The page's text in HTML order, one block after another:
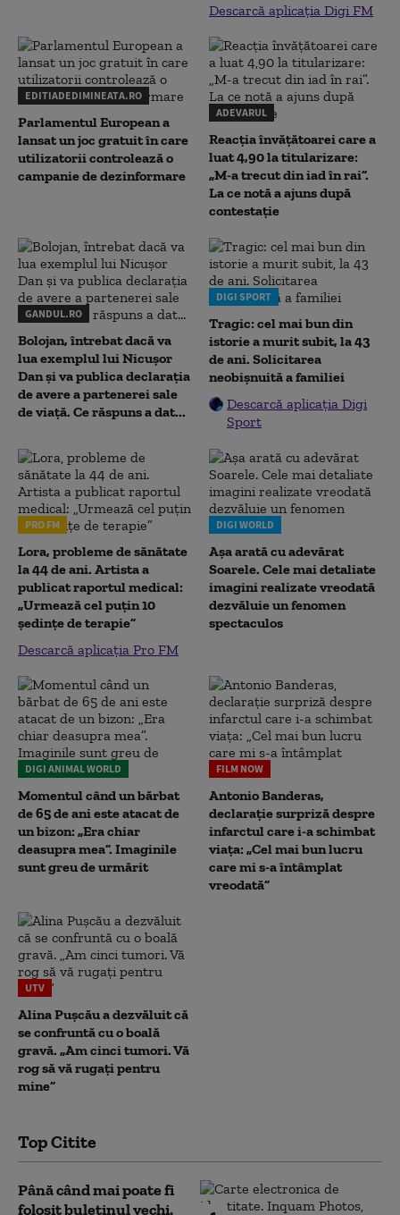
Descarcă aplicația Digi FM
EDITIADEDIMINEATA.RO
Parlamentul European a
lansat un joc gratuit în care
utilizatorii controlează o
campanie de dezinformare
ADEVARUL
Reacția învățătoarei care a
luat 4,90 la titularizare:
„M-a trecut din iad în rai”.
La ce notă a ajuns după
contestație
GANDUL.RO
Bolojan, întrebat dacă va
lua exemplul lui Nicușor
Dan și va publica declarația
de avere a partenerei sale
de viață. Ce răspuns a dat...
DIGI SPORT
Tragic: cel mai bun din
istorie a murit subit, la 43
de ani. Solicitarea
neobișnuită a familiei
Descarcă aplicația Digi
Sport
PRO FM
Lora, probleme de sănătate
la 44 de ani. Artista a
publicat raportul medical:
„Urmează cel puțin 10
ședințe de terapie”
Descarcă aplicația Pro FM
DIGI WORLD
Așa arată cu adevărat
Soarele. Cele mai detaliate
imagini realizate vreodată
dezvăluie un fenomen
spectaculos
DIGI ANIMAL WORLD
Momentul când un bărbat
de 65 de ani este atacat de
un bizon: „Era chiar
deasupra mea”. Imaginile
sunt greu de urmărit
FILM NOW
Antonio Banderas,
declarație surpriză despre
infarctul care i-a schimbat
viața: „Cel mai bun lucru
care mi s-a întâmplat
vreodată”
UTV
Alina Pușcău a dezvăluit că
se confruntă cu o boală
gravă. „Am cinci tumori. Vă
rog să vă rugați pentru
mine”
Top Citite
Până când mai poate fi
folosit buletinul vechi.